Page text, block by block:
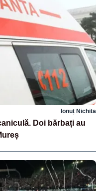
Ionuț Nichita
Doi bărbați au